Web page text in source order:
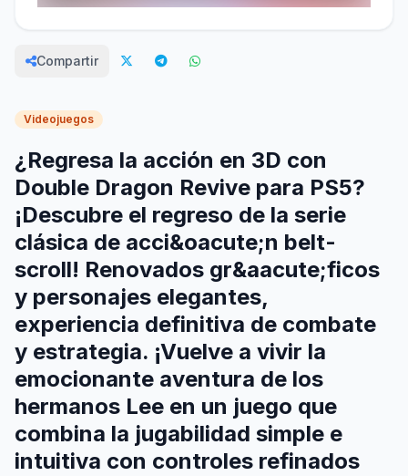
Compartir
Videojuegos
¿Regresa la acción en 3D con
Double Dragon Revive para PS5?
¡Descubre el regreso de la serie
clásica de acci&oacute;n belt-
scroll! Renovados gr&aacute;ficos
y personajes elegantes,
experiencia definitiva de combate
y estrategia. ¡Vuelve a vivir la
emocionante aventura de los
hermanos Lee en un juego que
combina la jugabilidad simple e
intuitiva con controles refinados